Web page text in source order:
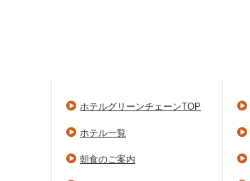
ホテルグリーンチェーンTOP
ホテル一覧
朝食のご案内